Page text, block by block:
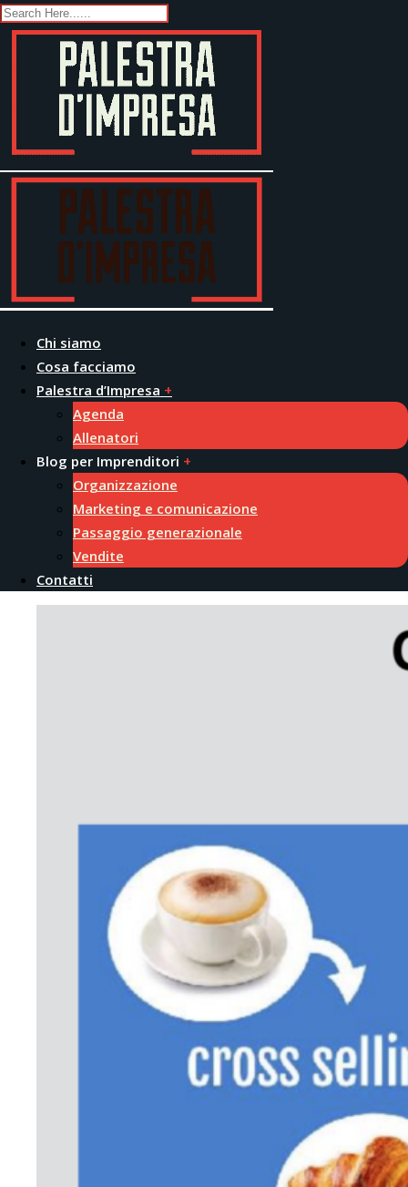
Skip
to
Chi siamo
Cosa facciamo
Palestra d’Impresa
Agenda
Allenatori
Blog per Imprenditori
Organizzazione
Marketing e comunicazione
Passaggio generazionale
Vendite
Contatti